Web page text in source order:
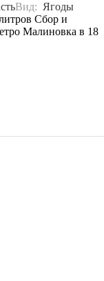
Вид: Ягоды
Сбор и
Малиновка в 18